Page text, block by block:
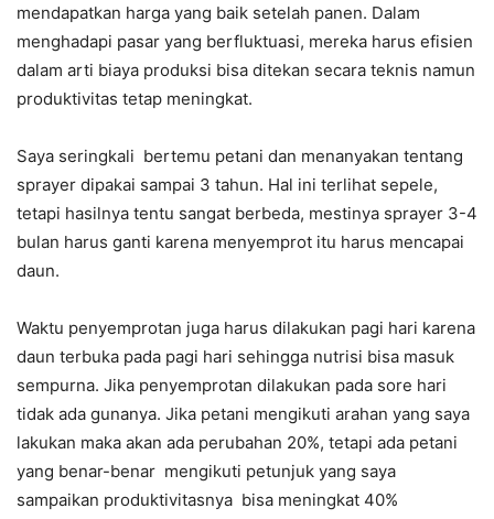
mendapatkan harga yang baik setelah panen. Dalam
menghadapi pasar yang berfluktuasi, mereka harus efisien
dalam arti biaya produksi bisa ditekan secara teknis namun
produktivitas tetap meningkat.
Saya seringkali bertemu petani dan menanyakan tentang
sprayer dipakai sampai 3 tahun. Hal ini terlihat sepele,
tetapi hasilnya tentu sangat berbeda, mestinya sprayer 3-4
bulan harus ganti karena menyemprot itu harus mencapai
daun.
Waktu penyemprotan juga harus dilakukan pagi hari karena
daun terbuka pada pagi hari sehingga nutrisi bisa masuk
sempurna. Jika penyemprotan dilakukan pada sore hari
tidak ada gunanya. Jika petani mengikuti arahan yang saya
lakukan maka akan ada perubahan 20%, tetapi ada petani
yang benar-benar mengikuti petunjuk yang saya
sampaikan produktivitasnya bisa meningkat 40%